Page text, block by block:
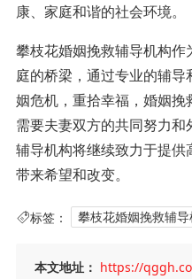
康、家庭和谐的社会环境。
攀枝花婚姻挽救辅导机构
庭的桥梁，通过专业的辅
姻危机，重拾幸福，婚姻挽
需要夫妻双方的共同努力
辅导机构将继续致力于提
带来希望和改变。
标签： 攀枝花婚姻挽救辅导
本文地址： https://